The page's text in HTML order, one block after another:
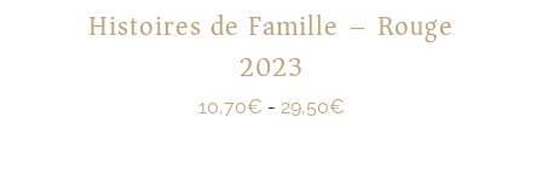
Histoires de Famille – Rouge
2023
10,70€ - 29,50€